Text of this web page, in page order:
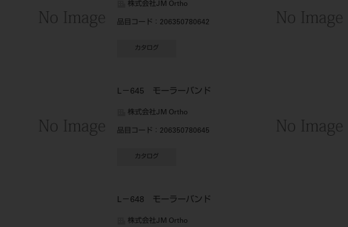
株式会社JM Ortho
品目コード ：206350780642
カタログ
L－645 モーラーバンド
株式会社JM Ortho
品目コード ：206350780645
カタログ
L－648 モーラーバンド
株式会社JM Ortho